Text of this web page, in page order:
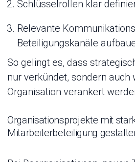
Schlüsselrollen klar
Relevante
Beteiligungskanäle
So gelingt es, dass
nur verkündet, sondern auch
Organisation verankert
Organisationsprojekte mit
Mitarbeiterbeteiligung